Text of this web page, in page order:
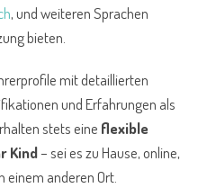
, und weiteren Sprachen
bieten.
mit detaillierten
und Erfahrungen als
stets eine flexible
Kind– sei es zu Hause, online,
einem anderen Ort.